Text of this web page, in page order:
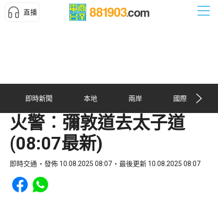
直播
即時新聞 本地 兩岸 國際
火警︰彌敦道去太子道
(08:07最新)
即時交通 發佈 10.08.2025 08:07 最後更新 10.08.2025 08:07
Share to Facebook
Share to WhatsApp